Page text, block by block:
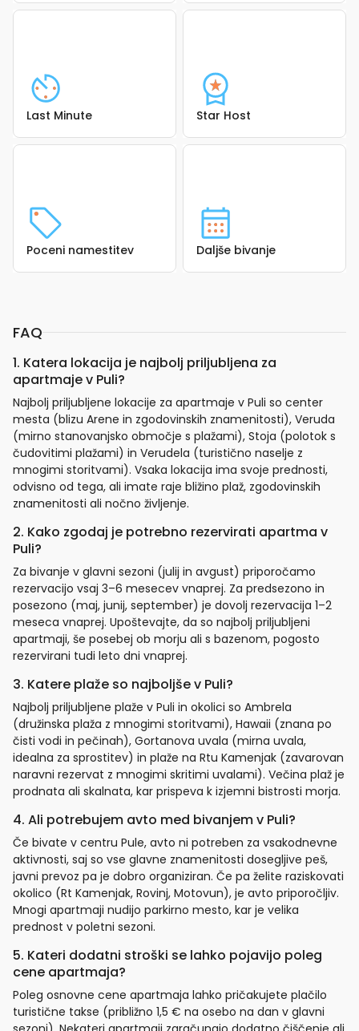
Last Minute Star Host
Poceni namestitev Daljše bivanje
FAQ
1. Katera lokacija je najbolj priljubljena za
apartmaje v Puli?
Najbolj priljubljene lokacije za apartmaje v Puli so center
mesta (blizu Arene in zgodovinskih znamenitosti), Veruda
(mirno stanovanjsko območje s plažami), Stoja (polotok s
čudovitimi plažami) in Verudela (turistično naselje z
mnogimi storitvami). Vsaka lokacija ima svoje prednosti,
odvisno od tega, ali imate raje bližino plaž, zgodovinskih
znamenitosti ali nočno življenje.
2. Kako zgodaj je potrebno rezervirati apartma v
Puli?
Za bivanje v glavni sezoni (julij in avgust) priporočamo
rezervacijo vsaj 3–6 mesecev vnaprej. Za predsezono in
posezono (maj, junij, september) je dovolj rezervacija 1–2
meseca vnaprej. Upoštevajte, da so najbolj priljubljeni
apartmaji, še posebej ob morju ali s bazenom, pogosto
rezervirani tudi leto dni vnaprej.
3. Katere plaže so najboljše v Puli?
Najbolj priljubljene plaže v Puli in okolici so Ambrela
(družinska plaža z mnogimi storitvami), Hawaii (znana po
čisti vodi in pečinah), Gortanova uvala (mirna uvala,
idealna za sprostitev) in plaže na Rtu Kamenjak (zavarovan
naravni rezervat z mnogimi skritimi uvalami). Večina plaž je
prodnata ali skalnata, kar prispeva k izjemni bistrosti morja.
4. Ali potrebujem avto med bivanjem v Puli?
Če bivate v centru Pule, avto ni potreben za vsakodnevne
aktivnosti, saj so vse glavne znamenitosti dosegljive peš,
javni prevoz pa je dobro organiziran. Če pa želite raziskovati
okolico (Rt Kamenjak, Rovinj, Motovun), je avto priporočljiv.
Mnogi apartmaji nudijo parkirno mesto, kar je velika
prednost v poletni sezoni.
5. Kateri dodatni stroški se lahko pojavijo poleg
cene apartmaja?
Poleg osnovne cene apartmaja lahko pričakujete plačilo
turistične takse (približno 1,5 € na osebo na dan v glavni